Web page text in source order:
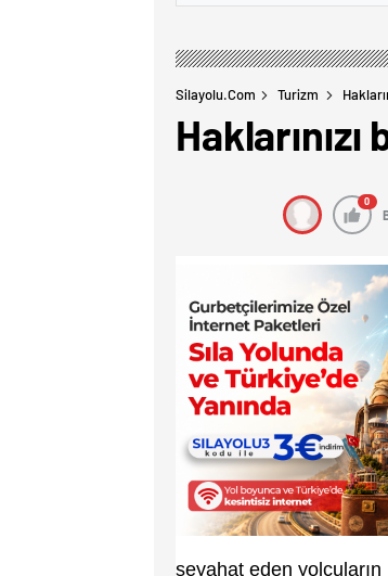
Silayolu.com Turizm
0
seyahat eden